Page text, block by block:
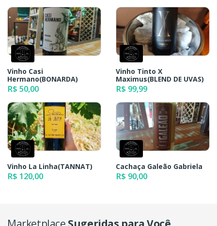
Vinho Casi
Hermano(BONARDA)
R$ 50,00
Vinho Tinto X
Maximus(BLEND DE UVAS)
R$ 99,99
Vinho La Linha(TANNAT)
R$ 120,00
Cachaça Galeão Gabriela
R$ 90,00